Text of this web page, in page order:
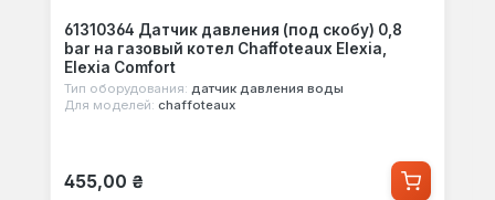
61310364 Датчик давления (под скобу) 0,8
bar на газовый котел Chaffoteaux Elexia,
Elexia Comfort
Тип оборудования: датчик давления воды
Для моделей: chaffoteaux
Обычная цена:
455,00 ₴